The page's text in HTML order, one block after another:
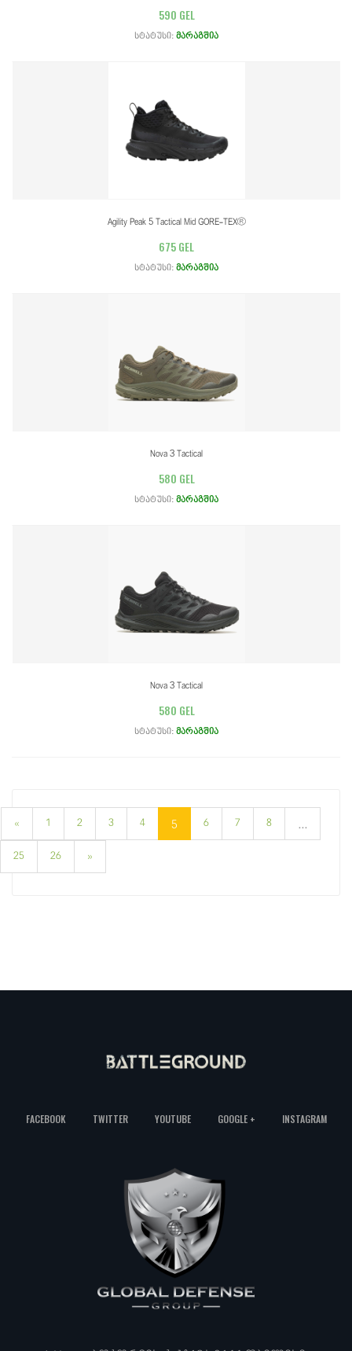
590 GEL
სტატუსი: მარაგშია
Agility Peak 5 Tactical Mid GORE-TEX®
675 GEL
სტატუსი: მარაგშია
Nova 3 Tactical
580 GEL
სტატუსი: მარაგშია
Nova 3 Tactical
580 GEL
სტატუსი: მარაგშია
« 1 2 3 4 5 6 7 8 ...
25 26 »
FACEBOOK TWITTER YOUTUBE GOOGLE + INSTAGRAM